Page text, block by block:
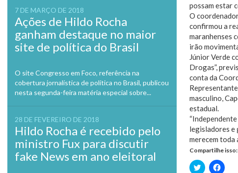
7 DE MARÇO DE 2018
Ações de Hildo Rocha
ganham destaque no maior
site de política do Brasil
O site Congresso em Foco, referência na
cobertura jornalística de política no Brasil, publicou
nesta segunda-feira matéria especial sobre...
28 DE FEVEREIRO DE 2018
Hildo Rocha é recebido pelo
ministro Fux para discutir
fake News em ano eleitoral
possam estar
O
confirmou a
maranhenses
irão
Júnior Verde
Drogas”,
conta da
masculino,
estadual.
legisladores e
merecem toda
Compartilhe isso:
Clique Clique